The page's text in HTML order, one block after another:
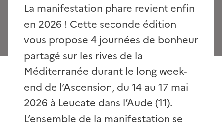
La manifestation phare revient enfin
en 2026 ! Cette seconde édition
vous propose 4 journées de bonheur
partagé sur les rives de la
Méditerranée durant le long week-
end de l’Ascension, du 14 au 17 mai
2026 à Leucate dans l’Aude (11).
L’ensemble de la manifestation se